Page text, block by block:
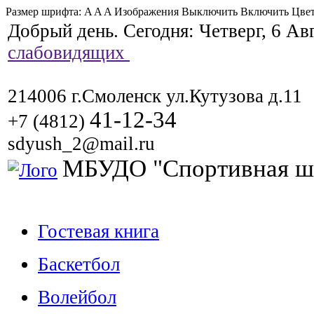
Размер шрифта: A A A Изображения Выключить Включить
Добрый день. Сегодня: Четверг, 6
слабовидящих
214006 г.Смоленск ул.Кутузова д.11
+7 (4812) 41-12-34
sdyush_2@mail.ru
МБУДО "Спортивная
Гостевая книга
Баскетбол
Волейбол